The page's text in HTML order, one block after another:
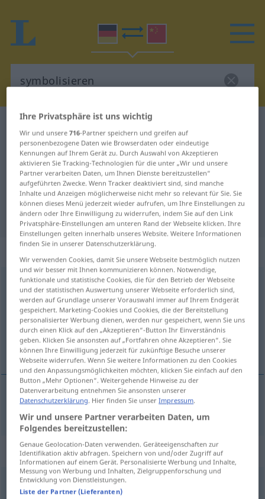
Deutsch-Chinesisch Wörterbuch
Deutsch-Chinesisch Übersetzung
für "symbolisieren"
"symbolisieren" Chinesisch
Übersetzung
„symbolisieren“: transitives Verb
symbolisierenv/t
Übersicht aller Übersetzungen
(Für mehr Details die Übersetzung anklicken/antippen)
象征
象征[xiàngzhēn]
Synonyme für "symbolisieren"
verkörpern,repräsentieren
Ihre Privatsphäre ist uns wichtig
Wir und unsere716-Partner speichern und greifen auf
personenbezogene Daten wie Browserdaten oder eindeutige
Kennungen auf Ihrem Gerät zu. Durch Auswahl von Akzeptieren
aktivieren Sie Tracking-Technologien für die unter „Wir und unsere
Partner verarbeiten Daten, um Ihnen Dienste bereitzustellen“
aufgeführten Zwecke. Wenn Tracker deaktiviert sind, sind manche
Inhalte und Anzeigen möglicherweise nicht mehr so relevant für Sie. Sie
können dieses Menü jederzeit wieder aufrufen, um Ihre Einstellungen zu
ändern oder Ihre Einwilligung zu widerrufen, indem Sie auf den Link
Privatsphäre-Einstellungen am unteren Rand der Webseite klicken. Ihre
Einstellungen gelten innerhalb unseres Website. Weitere Informationen
finden Sie in unserer Datenschutzerklärung.
Wir verwenden Cookies, damit Sie unsere Webseite bestmöglich nutzen
und wir besser mit Ihnen kommunizieren können. Notwendige,
funktionale und statistische Cookies, die für den Betrieb der Webseite
und der statistischen Auswertung unserer Webseite erforderlich sind,
werden auf Grundlage unserer Vorauswahl immer auf Ihrem Endgerät
gespeichert. Marketing-Cookies und Cookies, die der Bereitstellung
personalisierter Werbung dienen, werden nur gespeichert, wenn Sie uns
durch einen Klick auf den „Akzeptieren“-Button Ihr Einverständnis
geben. Klicken Sie ansonsten auf „Fortfahren ohne Akzeptieren“. Sie
können Ihre Einwilligung jederzeit für zukünftige Besuche unserer
Webseite widerrufen. Wenn Sie weitere Informationen zu den Cookies
und den Anpassungsmöglichkeiten möchten, klicken Sie einfach auf den
Button „Mehr Optionen“. Weitergehende Hinweise zu der
Datenverarbeitung entnehmen Sie ansonsten unserer
Datenschutzerklärung. Hier finden Sie unserImpressum.
Wir und unsere Partner verarbeiten Daten, um
Folgendes bereitzustellen:
Genaue Geolocation-Daten verwenden. Geräteeigenschaften zur
Identifikation aktiv abfragen. Speichern von und/oder Zugriff auf
Informationen auf einem Gerät. Personalisierte Werbung und Inhalte,
Messung von Werbung und Inhalten, Zielgruppenforschung und
Entwicklung von Dienstleistungen.
Liste der Partner (Lieferanten)